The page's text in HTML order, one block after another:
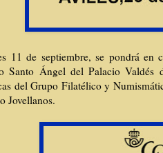
11 de septiembre, se pondrá en
Santo Ángel del Palacio
del Grupo Filatélico y
Jovellanos.